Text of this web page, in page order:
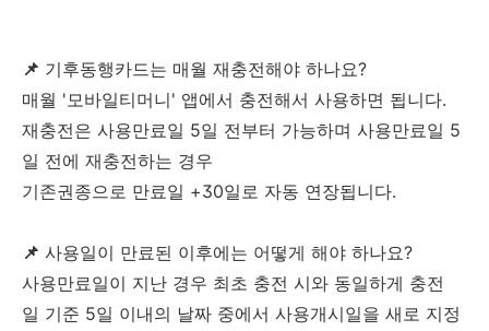
📌 기후동행카드는 매월 재충전해야 하나요?
매월 '모바일티머니' 앱에서 충전해서 사용하면 됩니다.
재충전은 사용만료일 5일 전부터 가능하며 사용만료일 5
일 전에 재충전하는 경우
기존권종으로 만료일 +30일로 자동 연장됩니다.
📌 사용일이 만료된 이후에는 어떻게 해야 하나요?
사용만료일이 지난 경우 최초 충전 시와 동일하게 충전
일 기준 5일 이내의 날짜 중에서 사용개시일을 새로 지정